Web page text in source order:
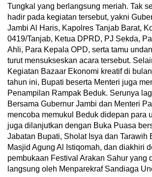
Tungkal yang berlangsung meriah. Tak
hadir pada kegiatan tersebut, yakni
Jambi Al Haris, Kapolres Tanjab Barat,
0419/Tanjab, Ketua DPRD, PJ Sekda,
Ahli, Para Kepala OPD, serta tamu
turut mensukseskan acara tersebut.
Kegiatan Bazaar Ekonomi kreatif di
tahun ini, Bupati beserta Menteri juga
Penampilan Rampak Beduk. Serunya
Bersama Gubernur Jambi dan Menteri
mencoba memukul Beduk didepan para
juga dilanjutkan dengan Buka Puasa
Jabatan Bupati, Sholat Isya dan Tarawih
Masjid Agung Al Istiqomah, dan diakhiri
pembukaan Festival Arakan Sahur yang
langsung oleh Menparekraf Sandiaga